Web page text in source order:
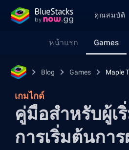
คุณสมบัติ
หน้าแรก Games
Blog Games Maple
เกมไกด์
คู่มือสำหรับผู้เ
การเริ่มต้นก